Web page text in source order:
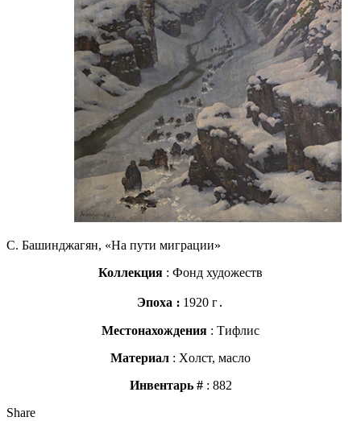
С. Башинджагян, «На пути миграции»
Коллекция : Фонд художеств
Эпоха ։ 1920 г․
Местонахождения : Тифлис
Материал : Xолст, масло
Инвентарь #: 882
Share